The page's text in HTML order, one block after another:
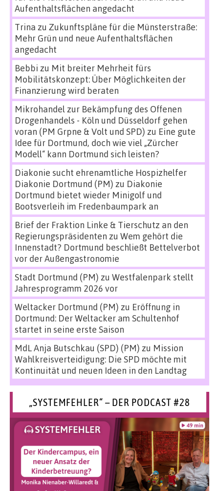
Aufenthaltsflächen angedacht
Trina zu Zukunftspläne für die Münsterstraße:
Mehr Grün und neue Aufenthaltsflächen
angedacht
Bebbi zu Mit breiter Mehrheit fürs
Mobilitätskonzept: Über Möglichkeiten der
Finanzierung wird beraten
Mikrohandel zur Bekämpfung des Offenen
Drogenhandels - Köln und Düsseldorf gehen
voran (PM Grpne & Volt und SPD) zu Eine gute
Idee für Dortmund, doch wie viel „Zürcher
Modell“ kann Dortmund sich leisten?
Diakonie sucht ehrenamtliche Hospizhelfer
Diakonie Dortmund (PM) zu Diakonie
Dortmund bietet wieder Minigolf und
Bootsverleih im Fredenbaumpark an
Brief der Fraktion Linke & Tierschutz an den
Regierungspräsidenten zu Wem gehört die
Innenstadt? Dortmund beschließt Bettelverbot
vor der Außengastronomie
Stadt Dortmund (PM) zu Westfalenpark stellt
Jahresprogramm 2026 vor
Weltacker Dortmund (PM) zu Eröffnung in
Dortmund: Der Weltacker am Schultenhof
startet in seine erste Saison
MdL Anja Butschkau (SPD) (PM) zu Mission
Wahlkreisverteidigung: Die SPD möchte mit
Kontinuität und neuen Ideen in den Landtag
„SYSTEMFEHLER“ – DER PODCAST #28